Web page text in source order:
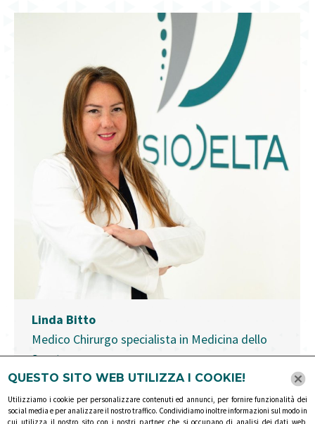
Linda Bitto
Medico Chirurgo specialista in Medicina dello
Sport
Sono Linda Bitto, Medico Chirurgo. Sono
specializzata in Medicina dello Sport presso
QUESTO SITO WEB UTILIZZA I COOKIE!
Utilizziamo i cookie per personalizzare contenuti ed annunci, per fornire funzionalità dei
social media e per analizzare il nostro traffico. Condividiamo inoltre informazioni sul modo in
cui utilizza il nostro sito con i nostri partner che si occupano di analisi dei dati web,